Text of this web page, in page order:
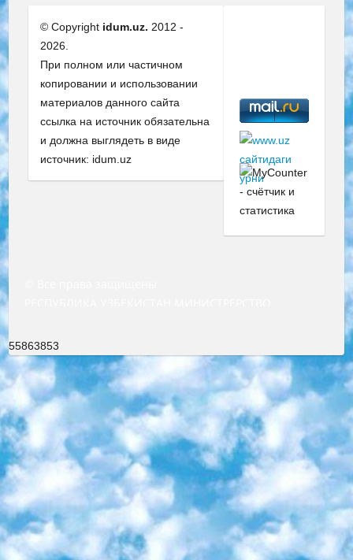
© Copyright idum.uz. 2012 -
2026.
При полном или частичном
копировании и использовании
материалов данного сайта
ссылка на источник обязательна
и должна выглядеть в виде
источник: idum.uz
55863853